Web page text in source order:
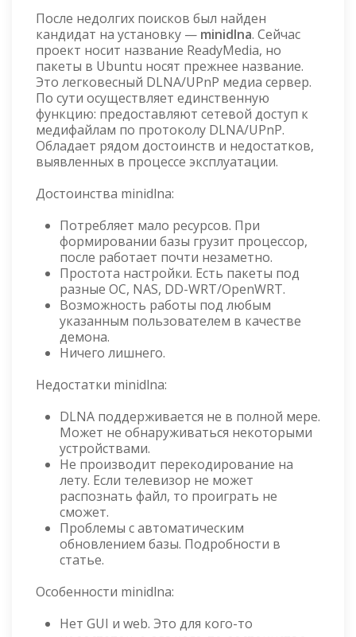
После недолгих поисков был найден
кандидат на установку — minidlna. Сейчас
проект носит название ReadyMedia, но
пакеты в Ubuntu носят прежнее название.
Это легковесный DLNA/UPnP медиа сервер.
По сути осуществляет единственную
функцию: предоставляют сетевой доступ к
медифайлам по протоколу DLNA/UPnP.
Обладает рядом достоинств и недостатков,
выявленных в процессе эксплуатации.
Достоинства minidlna:
Потребляет мало ресурсов. При
формировании базы грузит процессор,
после работает почти незаметно.
Простота настройки. Есть пакеты под
разные ОС, NAS, DD-WRT/OpenWRT.
Возможность работы под любым
указанным пользователем в качестве
демона.
Ничего лишнего.
Недостатки minidlna:
DLNA поддерживается не в полной мере.
Может не обнаруживаться некоторыми
устройствами.
Не производит перекодирование на
лету. Если телевизор не может
распознать файл, то проиграть не
сможет.
Проблемы с автоматическим
обновлением базы. Подробности в
статье.
Особенности minidlna:
Нет GUI и web. Это для кого-то